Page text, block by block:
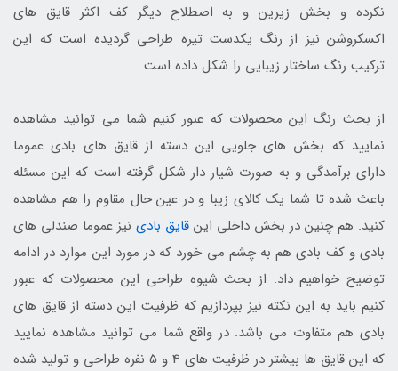
نکرده و بخش زیرین و به اصطلاح دیگر کف اکثر قایق های
اکسکروشن نیز از رنگ یکدست تیره طراحی گردیده است که این
ترکیب رنگ ساختار زیبایی را شکل داده است.
از بحث رنگ این محصولات که عبور کنیم شما می توانید مشاهده
نمایید که بخش های جلویی این دسته از قایق های بادی عموما
دارای برآمدگی و به صورت شیار دار شکل گرفته است که این مسئله
باعث شده تا شما یک کالای زیبا و در عین حال مقاوم را هم مشاهده
کنید. هم چنین در بخش داخلی این قایق بادی نیز عموما صندلی های
بادی و کف بادی هم به چشم می خورد که در مورد این موارد در ادامه
توضیح خواهیم داد. از بحث شیوه طراحی این محصولات که عبور
کنیم باید به این نکته نیز بپردازیم که ظرفیت این دسته از قایق های
بادی هم متفاوت می باشد. در واقع شما می توانید مشاهده نمایید
که این قایق ها بیشتر در ظرفیت های 4 و 5 نفره طراحی و تولید شده